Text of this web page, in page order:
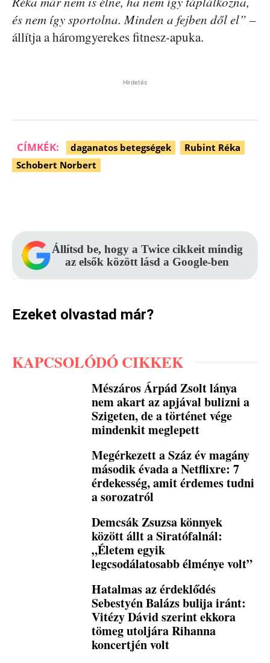
és nem így sportolna. Minden a fejben dől el” –
állítja a háromgyerekes fitnesz-apuka.
Hirdetés
CÍMKÉK: daganatos betegségek
Rubint Réka
Schobert Norbert
Állítsd be, hogy a Twice cikkeit mindig
az elsők között lásd a Google-ben
Ezeket olvastad már?
KAPCSOLÓDÓ CIKKEK
Mészáros Árpád Zsolt lánya
nem akart az apjával bulizni a
Szigeten, de a történet vége
mindenkit meglepett
Megérkezett a Száz év magány
második évada a Netflixre: 7
érdekesség, amit érdemes tudni
a sorozatról
Demcsák Zsuzsa könnyek
között állt a Siratófalnál:
„Életem egyik
legcsodálatosabb élménye volt”
Hatalmas az érdeklődés
Sebestyén Balázs bulija iránt:
Vitézy Dávid szerint ekkora
tömeg utoljára Rihanna
koncertjén volt